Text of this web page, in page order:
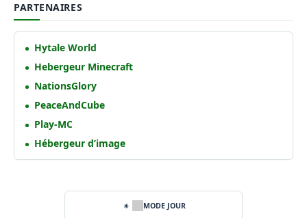
PARTENAIRES
Hytale World
Hebergeur Minecraft
NationsGlory
PeaceAndCube
Play-MC
Hébergeur d’image
MODE JOUR